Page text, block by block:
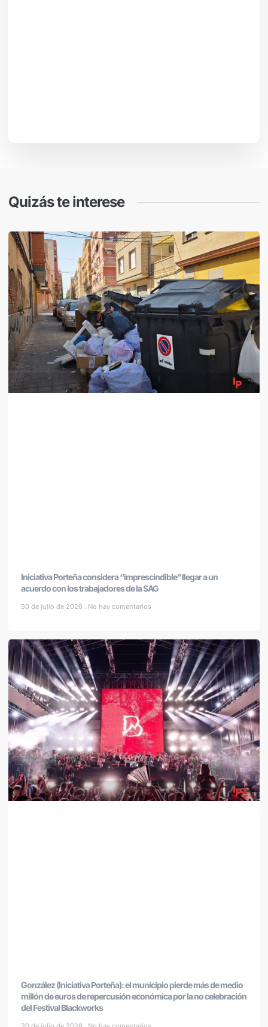
Quizás te interese
Iniciativa Porteña considera “imprescindible” llegar a un
acuerdo con los trabajadores de la SAG
30 de julio de 2026 No hay comentarios
González (Iniciativa Porteña): el municipio pierde más de medio
millón de euros de repercusión económica por la no celebración
del Festival Blackworks